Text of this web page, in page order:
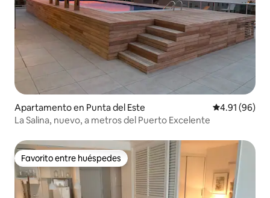
Apartamento en Punta del Este Calificación
4.91 (96)
La Salina, nuevo, a metros del Puerto Excelente
Favorito entre huéspedes
Favorito entre huéspedes